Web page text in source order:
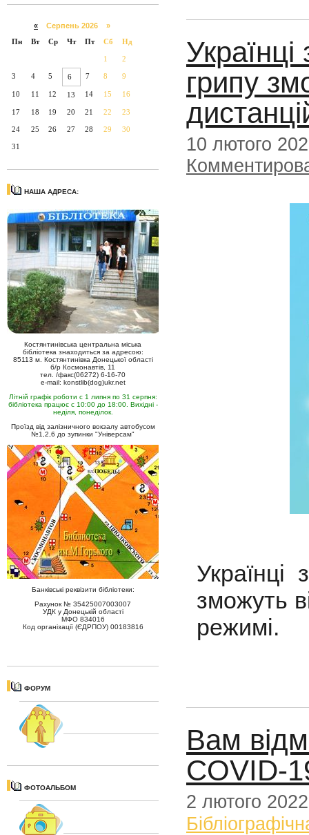
« Серпень 2026 »
Пн
Вт Ср Чт Пт Сб Нд
1 2
3 4 5 6 7 8 9
10 11 12 13 14 15 16
17 18 19 20 21 22 23
24 25 26 27 28 29 30
31
НАША АДРЕСА:
Костянтинівська центральна міська
бібліотека знаходиться за адресою:
85113 м. Костянтинівка Донецької області
б/р Космонавтів, 11
тел. /факс(06272) 6-16-70
e-mail: konstlib(dog)ukr.net
Літній графік роботи с 1 липня по 31 серпня:
бібліотека працює с 10:00 до 18:00. Вихідні -
неділя, понеділок.
Проїзд від залізничного вокзалу автобусом
№1,2,6 до зупинки "Універсам"
Банківські реквізити бібліотеки:
Рахунок № 35425007003007
УДК у Донецькій області
МФО 834016
Код організації (ЄДРПОУ) 00183816
ФОРУМ
ФОТОАЛЬБОМ
грипу
10 лютого
зможуть
режимі.
Вам
COVID-
2 лютого 2022